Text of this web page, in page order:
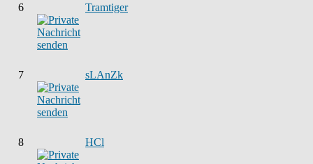
6 Tramtiger
7 sLAnZk
8 HCl